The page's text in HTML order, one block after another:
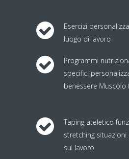
Esercizi
luogo di lavoro
Programmi
specifici
benessere Muscolo
Taping ateletico
stretching
sul lavoro